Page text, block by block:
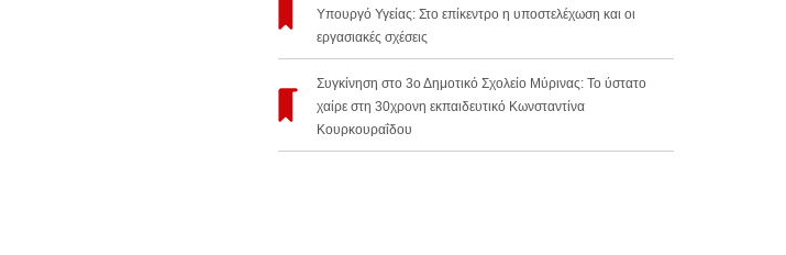
Υπουργό Υγείας: Στο επίκεντρο η υποστελέχωση και οι
εργασιακές σχέσεις
Συγκίνηση στο 3ο Δημοτικό Σχολείο Μύρινας: Το ύστατο
χαίρε στη 30χρονη εκπαιδευτικό Κωνσταντίνα
Κουρκουραΐδου